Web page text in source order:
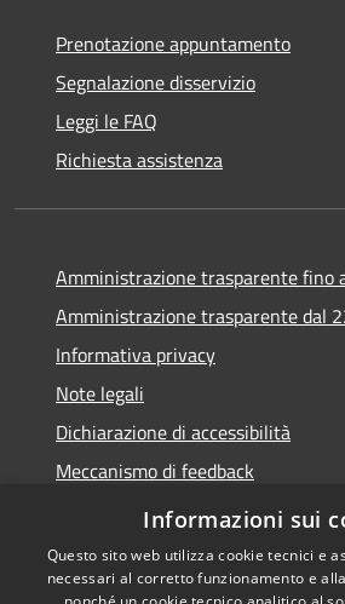
Prenotazione appuntamento
Segnalazione disservizio
Leggi le FAQ
Richiesta assistenza
Amministrazione trasparente fino
Amministrazione trasparente dal
Informativa privacy
Note legali
Dichiarazione di accessibilità
Meccanismo di feedback
WhistleblowingInformazioni sui
Questo sito web utilizza cookie tecnici e
necessari al corretto funzionamento e